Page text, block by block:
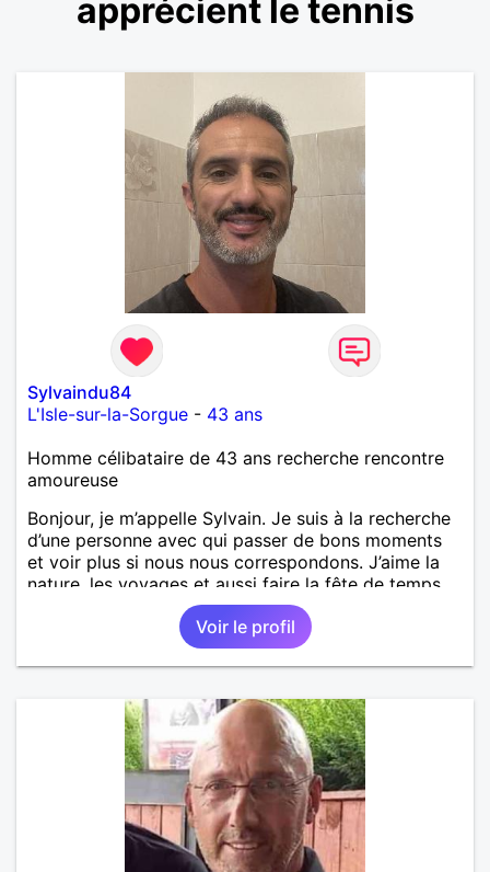
apprécient le tennis
Sylvaindu84
L'Isle-sur-la-Sorgue - 43 ans
Homme célibataire de 43 ans recherche rencontre
amoureuse
Bonjour, je m’appelle Sylvain. Je suis à la recherche
d’une personne avec qui passer de bons moments
et voir plus si nous nous correspondons. J’aime la
nature, les voyages et aussi faire la fête de temps
en temps ;-)Je suis papa d’un petit garçon de 7 ans
dont je m’occupe en garde alternée. J’aime à peu
près tous les styles de musique. (Oui je suis pas
trop fan de Jul). Je fais du sport pour garder la
pense en tout cas 😂)
Voir le profil